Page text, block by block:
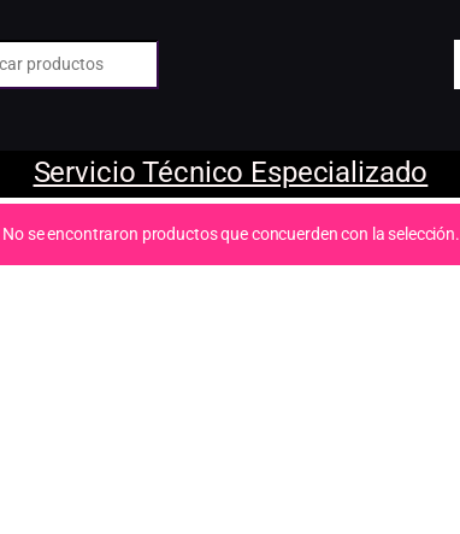
de:
Servicio Técnico Especializado
No se encontraron productos que concuerden con la selección.